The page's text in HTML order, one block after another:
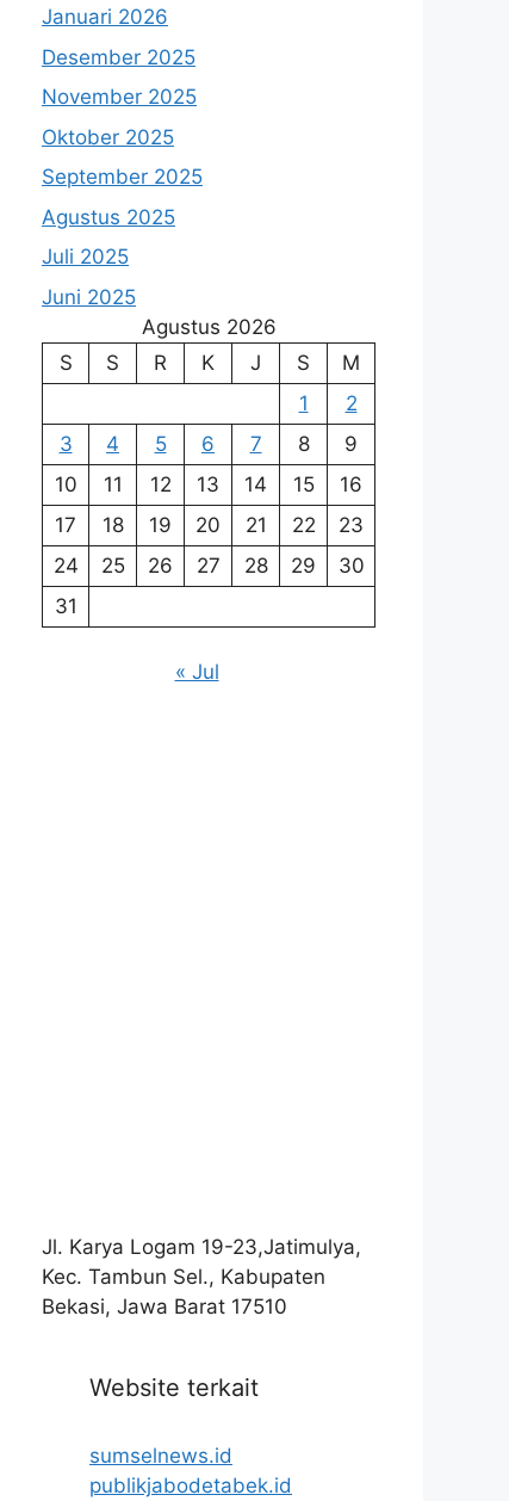
Januari 2026
Desember 2025
November 2025
Oktober 2025
September 2025
Agustus 2025
Juli 2025
Juni 2025
Agustus 2026
S
S R K J S
M
1
2
3
4 5 6 7 8
9
10
11 12 13 14 15
16
17
18 19 20 21 22
23
24
25 26 27 28 29
30
31
« Jul
Jl. Karya Logam 19-23,Jatimulya,
Kec. Tambun Sel., Kabupaten
Bekasi, Jawa Barat 17510
Website terkait
sumselnews.id
publikjabodetabek.id